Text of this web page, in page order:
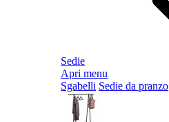
Sedie
Apri menu
Sgabelli Sedie da pranzo